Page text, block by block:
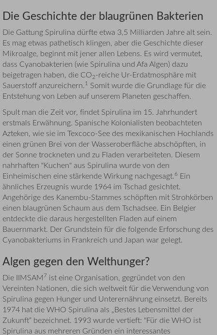
Die Geschichte der blaugrünen Bakterien
Die Gattung Spirulina dürfte etwa 3,5 Milliarden Jahre alt sein.
Es mag etwas pathetisch klingen, aber die Geschichte dieser
Mikroalge, beginnt mit jener allen Lebens. Es wird vermutet,
dass Cyanobakterien (wie Spirulina und Afa Algen) dazu
beigetragen haben, die CO2-reiche Ur-Erdatmosphäre mit
Sauerstoff anzureichern.1 Somit wurde die Grundlage für die
Entstehung von Leben auf unserem Planeten geschaffen.
Spult man die Zeit vor, findet Spirulina im 15. Jahrhundert
erstmals Erwähnung. Spanische Kolonialisten beobachteten
Azteken, wie sie im Texcoco-See des mexikanischen Hochlands
einen grünen Brei von der Wasseroberfläche abschöpften, in
der Sonne trockneten und zu Fladen verarbeiteten. Diesem
nahrhaften "Kuchen" aus Spirulina wurde von den
Einheimischen eine stärkende Wirkung nachgesagt.6 Ein
ähnliches Erzeugnis wurde 1964 im Tschad gesichtet.
Angehörige des Kanembu-Stammes schöpften mit Strohkörben
einen blaugrünen Schaum aus dem Tschadsee. Ein Belgier
entdeckte die daraus hergestellten Fladen auf einem
Bauernmarkt. Der Grundstein für die folgende Erforschung des
Cyanobakteriums in Frankreich und Japan war gelegt.
Algen gegen den Welthunger?
Die IIMSAM7 ist eine Organisation, gegründet von den
Vereinten Nationen, die sich weltweit für die Verwendung von
Spirulina gegen Hunger und Unterernährung einsetzt. Bereits
1974 hat die WHO Spirulina als „Bestes Lebensmittel der
Zukunft“ bezeichnet. 1993 wurde vertieft: "Für die WHO ist
Spirulina aus mehreren Gründen ein interessantes